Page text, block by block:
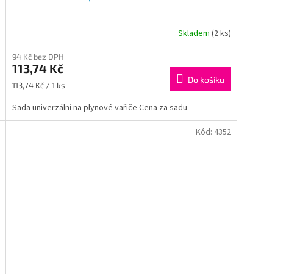
Skladem (2 ks)
94 Kč bez DPH
113,74 Kč
Měrná
113,74 Kč / 1 ks
Do košíku
Sada univerzální na plynové vařiče Cena za sadu
Kód: 4352